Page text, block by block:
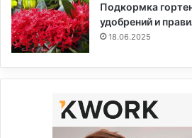
Подкормка
удобрений и
18.06.2025